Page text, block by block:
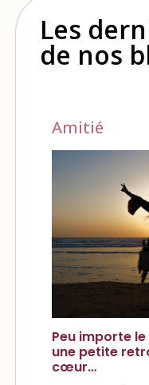
Les
de nos
Amitié
Peu importe le
une petite
cœur…